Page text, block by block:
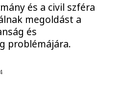
és a civil szféra
megoldást a
és
problémájára.